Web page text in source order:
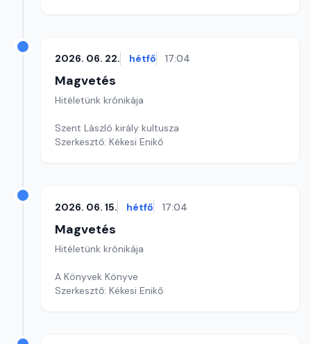
2026. 06. 22. hétfő 17:04
Magvetés
Hitéletünk krónikája
Szent László király kultusza
Szerkesztő: Kékesi Enikő
2026. 06. 15. hétfő 17:04
Magvetés
Hitéletünk krónikája
A Könyvek Könyve
Szerkesztő: Kékesi Enikő